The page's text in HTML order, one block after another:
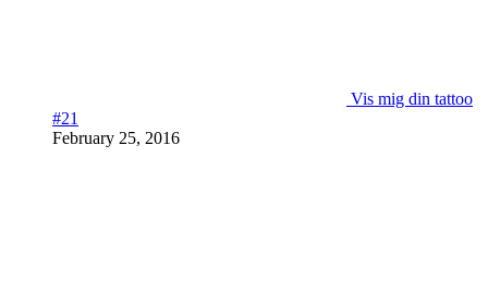
Vis mig din tattoo
#21
February 25, 2016